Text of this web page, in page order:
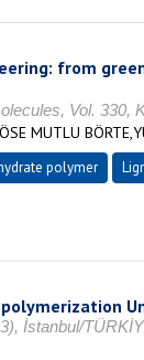
from
Vol. 330,
MUTLU
polymer
İstanbul/